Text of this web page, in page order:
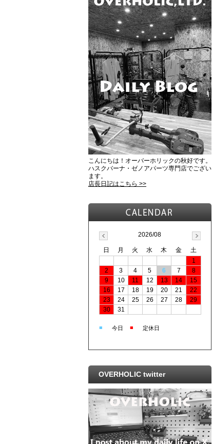
こんにちは！オーバーホリックの秋好です。
ハスクバーナ・ゼノアパーツ専門店でござい
ます。
店長日記はこちら >>
2026/08
日 月 火 水 木 金
土
1
2
3 4 5 6 7
8
9
10 11 12 13 14
15
16
17 18 19 20 21
22
23
24 25 26 27 28
29
30
31
■ 今日 ■ 定休日
OVERHOLIC twitter